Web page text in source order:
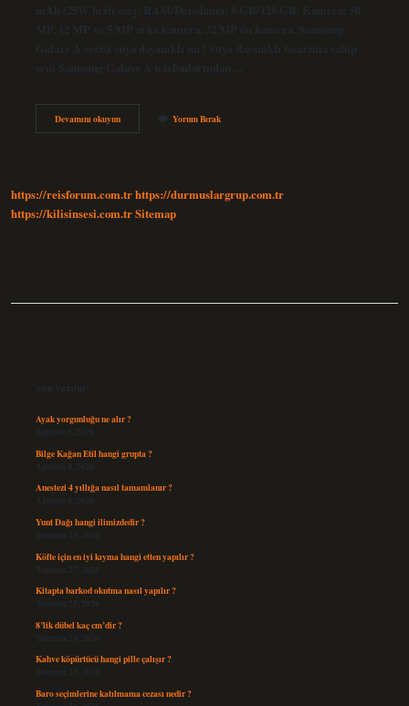
mAh (25W hızlı şarj) RAM/Depolama: 8 GB/128 GB. Kamera: 50
MP, 12 MP ve 5 MP arka kamera, 32 MP ön kamera. Samsung
Galaxy A serisi suya dayanıklı mı? Suya dayanıklı tasarıma sahip
yeni Samsung Galaxy A telefonlarından…
Devamını okuyunA54
Suya
Yorum Bırak
https://reisforum.com.trhttps://durmuslargrup.com.tr
https://kilisinsesi.com.trSitemap
Son Yazılar
Ayak yorgunluğu ne alır ?
Ağustos 5, 2026
Bilge Kağan Etil hangi grupta ?
Ağustos 4, 2026
Anestezi 4 yıllığa nasıl tamamlanır ?
Ağustos 4, 2026
Yunt Dağı hangi ilimizdedir ?
Temmuz 29, 2026
Köfte için en iyi kıyma hangi etten yapılır ?
Temmuz 27, 2026
Kitapta barkod okutma nasıl yapılır ?
Temmuz 25, 2026
8’lik dübel kaç cm’dir ?
Temmuz 24, 2026
Kahve köpürtücü hangi pille çalışır ?
Temmuz 23, 2026
Baro seçimlerine katılmama cezası nedir ?